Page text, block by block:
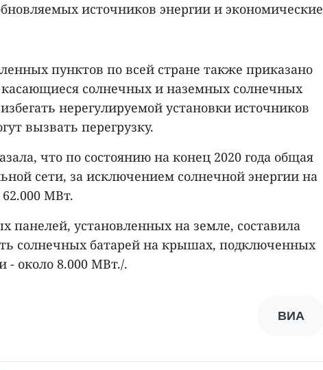
источников энергии и экономические
пунктов по всей стране также приказано
касающиеся солнечных и наземных солнечных
нерегулируемой установки источников
вызвать перегрузку.
что по состоянию на конец 2020 года общая
сети, за исключением солнечной энергии на
МВт.
панелей, установленных на земле, составила
солнечных батарей на крышах, подключенных
- около 8.000 МВт./.
ВИА